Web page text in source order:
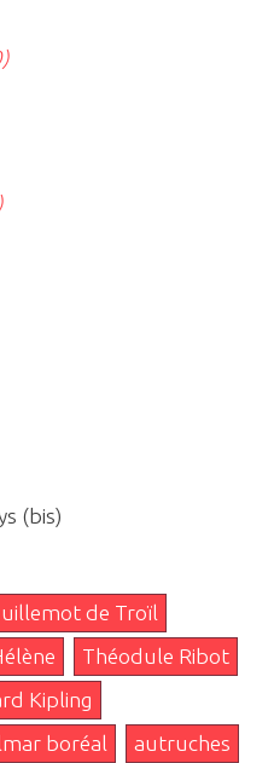
(bis)
de Troïl
Théodule Ribot
Kipling
boréal
autruches